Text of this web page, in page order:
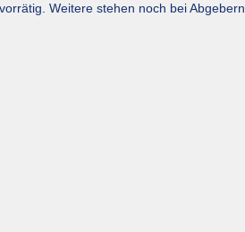
Weitere stehen noch bei Abgebern.